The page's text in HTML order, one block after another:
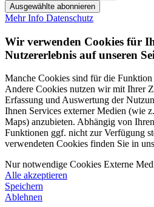
Ausgewählte abonnieren
Mehr Info Datenschutz
Wir verwenden Cookies für
Nutzererlebnis auf unseren
Manche Cookies sind für die
Andere Cookies nutzen wir mit Ihrer
Erfassung und Auswertung der
Ihnen Services externer Medien (wie
Maps) anzubieten. Abhängig von
Funktionen ggf. nicht zur Verfügung
verwendeten Cookies finden Sie in
Nur notwendige Cookies Externe
Alle akzeptieren
Speichern
Ablehnen